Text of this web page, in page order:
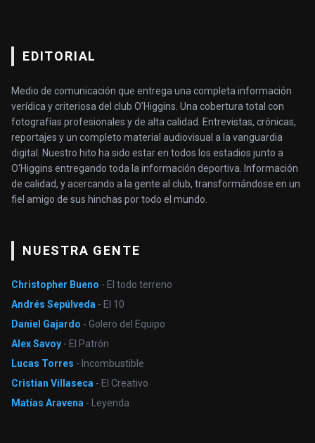
EDITORIAL
Medio de comunicación que entrega una completa información
verídica y criteriosa del club O’Higgins. Una cobertura total con
fotografías profesionales y de alta calidad. Entrevistas, crónicas,
reportajes y un completo material audiovisual a la vanguardia
digital. Nuestro hito ha sido estar en todos los estadios junto a
O'Higgins entregando toda la información deportiva. Información
de calidad, y acercando a la gente al club, transformándose en un
fiel amigo de sus hinchas por todo el mundo.
NUESTRA GENTE
Christopher Bueno - El todo terreno
Andrés Sepúlveda - El 10
Daniel Gajardo - Golero del Equipo
Alex Savoy - El Patrón
Lucas Torres - Incombustible
Cristian Villaseca - El Creativo
Matías Aravena - Leyenda